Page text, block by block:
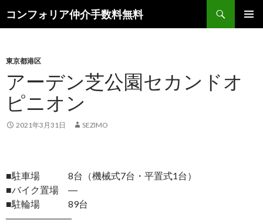
コンフォリア仲介手数料無料
索
ン
ツ
へ
ス
キ
ッ
東京都港区
アーデン芝公園セカンドオ
ピニオン
2021年3月31日 SEZIMO
■駐車場 8台（機械式7台・平置式1台）
■バイク置場 ―
■駐輪場 89台
―――――――